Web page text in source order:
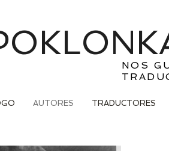
NOS
AUTORES TRADUCTORES